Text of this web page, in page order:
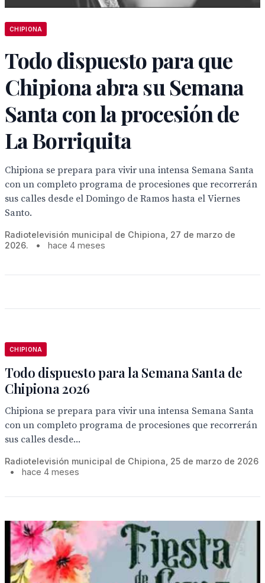
CHIPIONA
Todo dispuesto para que
Chipiona abra su Semana
Santa con la procesión de
La Borriquita
Chipiona se prepara para vivir una intensa Semana Santa
con un completo programa de procesiones que recorrerán
sus calles desde el Domingo de Ramos hasta el Viernes
Santo.
Radiotelevisión municipal de Chipiona, 27 de marzo de
2026.
• hace 4 meses
CHIPIONA
Todo dispuesto para la Semana Santa de
Chipiona 2026
Chipiona se prepara para vivir una intensa Semana Santa
con un completo programa de procesiones que recorrerán
sus calles desde...
Radiotelevisión municipal de Chipiona, 25 de marzo de 2026
•
hace 4 meses